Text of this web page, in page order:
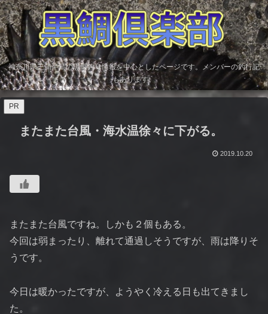
神奈川県三浦半島の黒鯛釣り情報を中心としたページです。メンバーの釣行記
もあります。
PR
またまた台風・海水温徐々に下がる。
2019.10.20
またまた台風ですね。しかも２個もある。
今回は弱まったり、離れて通過しそうですが、雨は降りそ
うです。
今日は暖かったですが、ようやく冷える日も出てきまし
た。